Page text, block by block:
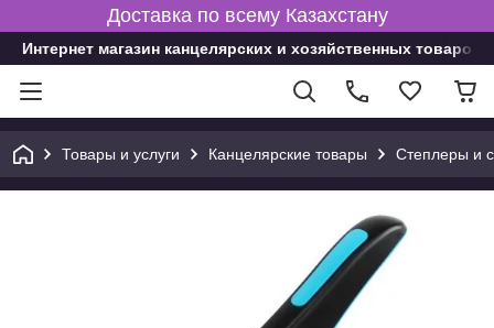
Доставка по всему Казахстану
Интернет магазин канцелярских и хозяйственных товаров
Товары и услуги Канцелярские товары Степлеры и